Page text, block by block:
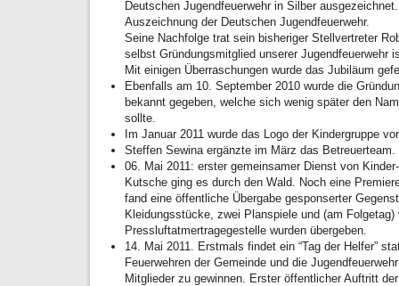
Deutschen Jugendfeuerwehr in Silber
Auszeichnung der Deutschen Jugendfeuerwehr.
Seine Nachfolge trat sein bisheriger Stellvertreter
selbst Gründungsmitglied unserer Jugendfeuerwehr
Mit einigen Überraschungen wurde das Jubiläum
Ebenfalls am 10. September 2010 wurde die
bekannt gegeben, welche sich wenig später den
sollte.
Im Januar 2011 wurde das Logo der Kindergruppe
Steffen Sewina ergänzte im März das Betreuerteam.
06. Mai 2011: erster gemeinsamer Dienst von
Kutsche ging es durch den Wald. Noch eine
fand eine öffentliche Übergabe gesponserter
Kleidungsstücke, zwei Planspiele und (am Folgetag)
Pressluftatmertragegestelle wurden übergeben.
14. Mai 2011. Erstmals findet ein “Tag der Helfer”
Feuerwehren der Gemeinde und die
Mitglieder zu gewinnen. Erster öffentlicher Auftritt